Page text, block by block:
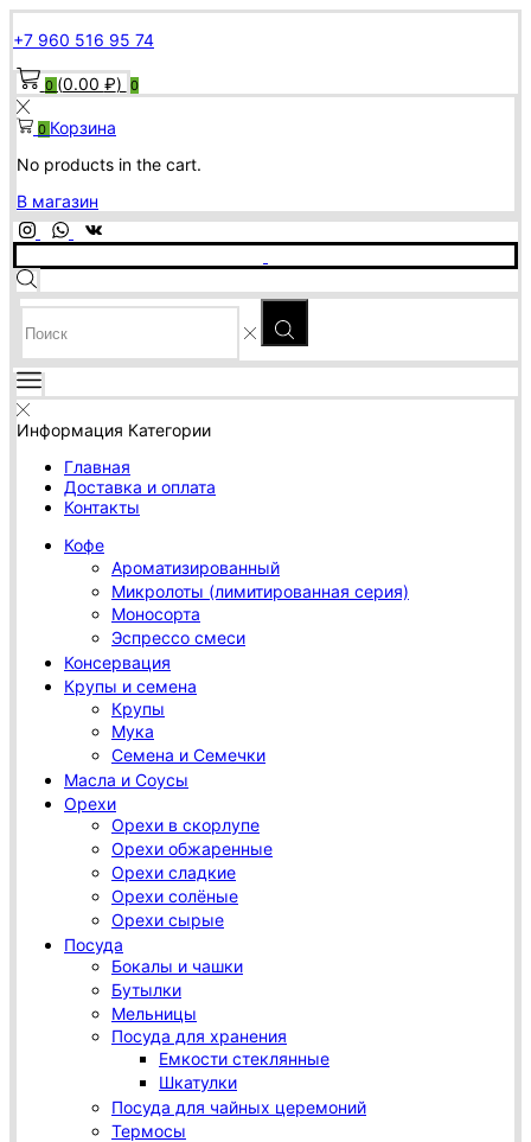
+7 960 516 95 74
0(0.00 ₽) 0
0 Корзина
No products in the cart.
В магазин
SEARCH
INPUT
Информация Категории
Главная
Доставка и оплата
Контакты
Кофе
Ароматизированный
Микролоты (лимитированная серия)
Моносорта
Эспрессо смеси
Консервация
Крупы и семена
Крупы
Мука
Семена и Семечки
Масла и Соусы
Орехи
Орехи в скорлупе
Орехи обжаренные
Орехи сладкие
Орехи солёные
Орехи сырые
Посуда
Бокалы и чашки
Бутылки
Мельницы
Посуда для хранения
Емкости стеклянные
Шкатулки
Посуда для чайных церемоний
Термосы